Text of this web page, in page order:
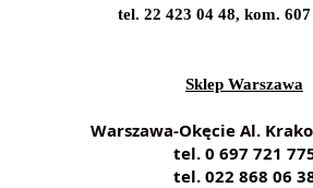
tel. 22 423 04 48, kom.
Sklep Warszawa
Warszawa-Okęcie Al.
tel. 0 697 721
tel. 022 868 06